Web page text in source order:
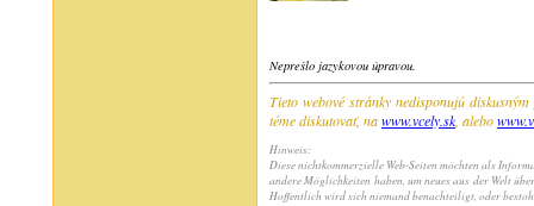
Neprešlo jazykovou úpravou.
Tieto webové stránky nedisponujú
téme diskutovať, nawww.vcely.sk, alebo
Hinweis:
Diese nichtkommerzielle Web-Seiten möchten als
andere Möglichkeiten haben, um neues aus der Welt
Hoffentlich wird sich niemand benachteiligt, oder